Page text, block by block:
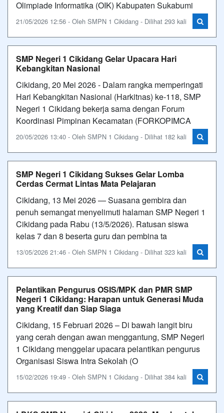
Olimpiade Informatika (OIK) Kabupaten Sukabumi
21/05/2026 12:56 - Oleh SMPN 1 Cikidang - Dilihat 293 kali
SMP Negeri 1 Cikidang Gelar Upacara Hari
Kebangkitan Nasional
Cikidang, 20 Mei 2026 - Dalam rangka memperingati
Hari Kebangkitan Nasional (Harkitnas) ke-118, SMP
Negeri 1 Cikidang bekerja sama dengan Forum
Koordinasi Pimpinan Kecamatan (FORKOPIMCA
20/05/2026 13:40 - Oleh SMPN 1 Cikidang - Dilihat 182 kali
SMP Negeri 1 Cikidang Sukses Gelar Lomba
Cerdas Cermat Lintas Mata Pelajaran
Cikidang, 13 Mei 2026 — Suasana gembira dan
penuh semangat menyelimuti halaman SMP Negeri 1
Cikidang pada Rabu (13/5/2026). Ratusan siswa
kelas 7 dan 8 beserta guru dan pembina ta
13/05/2026 21:46 - Oleh SMPN 1 Cikidang - Dilihat 323 kali
Pelantikan Pengurus OSIS/MPK dan PMR SMP
Negeri 1 Cikidang: Harapan untuk Generasi Muda
yang Kreatif dan Siap Siaga
Cikidang, 15 Februari 2026 – Di bawah langit biru
yang cerah dengan awan menggantung, SMP Negeri
1 Cikidang menggelar upacara pelantikan pengurus
Organisasi Siswa Intra Sekolah (O
15/02/2026 19:49 - Oleh SMPN 1 Cikidang - Dilihat 384 kali